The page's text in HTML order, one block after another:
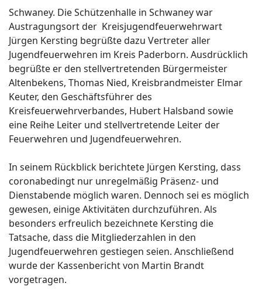
Schwaney. Die Schützenhalle in Schwaney war
Austragungsort der Kreisjugendfeuerwehrwart
Jürgen Kersting begrüßte dazu Vertreter aller
Jugendfeuerwehren im Kreis Paderborn. Ausdrücklich
begrüßte er den stellvertretenden Bürgermeister
Altenbekens, Thomas Nied, Kreisbrandmeister Elmar
Keuter, den Geschäftsführer des
Kreisfeuerwehrverbandes, Hubert Halsband sowie
eine Reihe Leiter und stellvertretende Leiter der
Feuerwehren und Jugendfeuerwehren.
In seinem Rückblick berichtete Jürgen Kersting, dass
coronabedingt nur unregelmäßig Präsenz- und
Dienstabende möglich waren. Dennoch sei es möglich
gewesen, einige Aktivitäten durchzuführen. Als
besonders erfreulich bezeichnete Kersting die
Tatsache, dass die Mitgliederzahlen in den
Jugendfeuerwehren gestiegen seien. Anschließend
wurde der Kassenbericht von Martin Brandt
vorgetragen.